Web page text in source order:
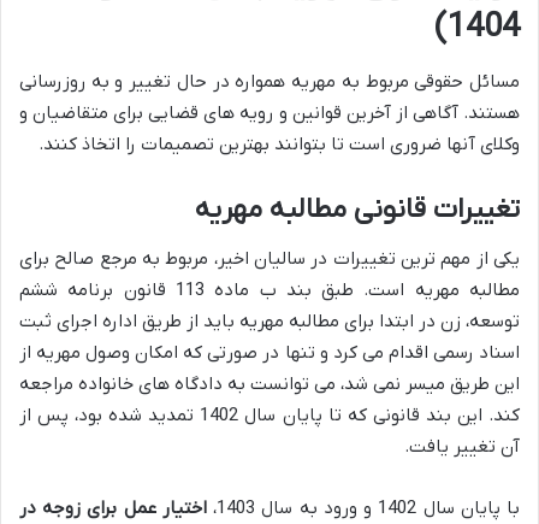
1404)
مسائل حقوقی مربوط به مهریه همواره در حال تغییر و به روزرسانی
هستند. آگاهی از آخرین قوانین و رویه های قضایی برای متقاضیان و
وکلای آنها ضروری است تا بتوانند بهترین تصمیمات را اتخاذ کنند.
تغییرات قانونی مطالبه مهریه
یکی از مهم ترین تغییرات در سالیان اخیر، مربوط به مرجع صالح برای
مطالبه مهریه است. طبق بند ب ماده 113 قانون برنامه ششم
توسعه، زن در ابتدا برای مطالبه مهریه باید از طریق اداره اجرای ثبت
اسناد رسمی اقدام می کرد و تنها در صورتی که امکان وصول مهریه از
این طریق میسر نمی شد، می توانست به دادگاه های خانواده مراجعه
کند. این بند قانونی که تا پایان سال 1402 تمدید شده بود، پس از
آن تغییر یافت.
با پایان سال 1402 و ورود به سال 1403،
اختیار عمل برای زوجه در